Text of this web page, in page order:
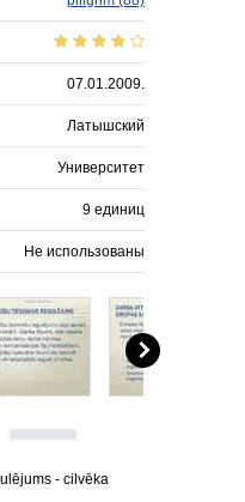
07.01.2009.
Латышский
Университет
9 единиц
Не использованы
- cilvēka